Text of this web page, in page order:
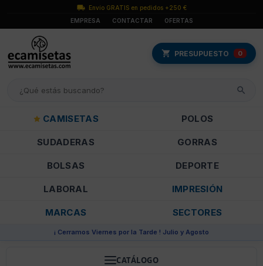
Envío GRATIS en pedidos +250 €
EMPRESA
CONTACTAR OFERTAS
PRESUPUESTO 0
CAMISETAS POLOS
SUDADERAS GORRAS
BOLSAS DEPORTE
LABORAL IMPRESIÓN
MARCAS SECTORES
¡ Cerramos Viernes por la Tarde ! Julio y Agosto
CATÁLOGO